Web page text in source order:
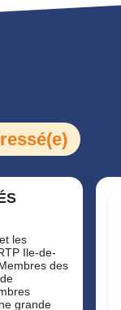
les
Ile-de-
des